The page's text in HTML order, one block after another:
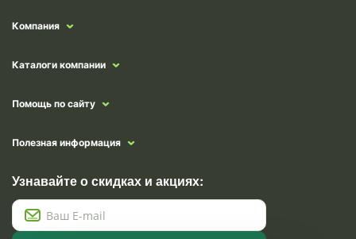
Компания
Каталоги компании
Помощь по сайту
Полезная информация
Узнавайте о скидках и акциях: